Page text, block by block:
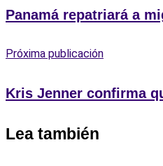
Panamá repatriará a
Próxima publicación
Kris Jenner confirma
Lea también